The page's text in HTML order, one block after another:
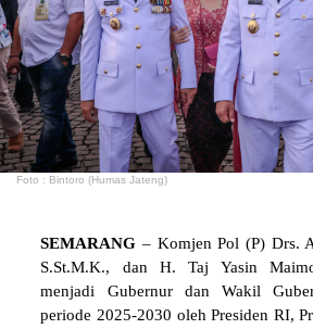
Foto : Bintoro (Humas Jateng)
SEMARANG – Komjen Pol (P) Drs.
S.St.M.K., dan H. Taj Yasin
menjadi Gubernur dan Wakil
periode 2025-2030 oleh Presiden RI,